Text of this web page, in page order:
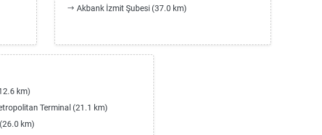
Akbank İzmit Şubesi (37.0 km)
km)
Terminal (21.1 km)
km)